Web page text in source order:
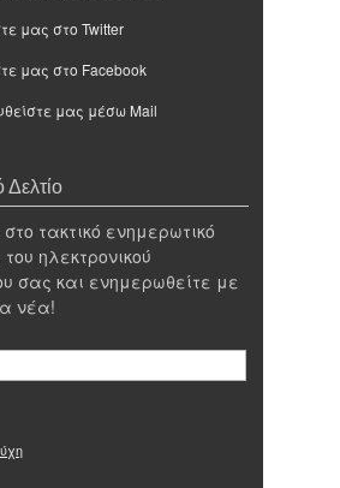
μας στο Twitter
μας στο Facebook
μας μέσω Mail
Δελτίο
τακτικό ενημερωτικό
ηλεκτρονικού
σας και ενημερωθείτε με
νέα!